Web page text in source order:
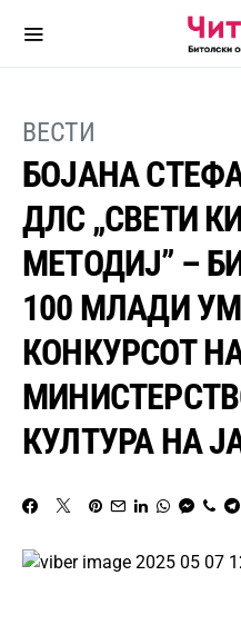
ВЕСТИ
БОЈАНА
ДЛС „СВЕТИ
МЕТОДИЈ” –
100 МЛАДИ
КОНКУРСОТ
КУЛТУРА НА